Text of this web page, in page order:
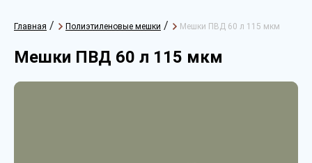
Главная / Полиэтиленовые мешки / Мешки ПВД 60 л 115 мкм
Мешки ПВД 60 л 115 мкм